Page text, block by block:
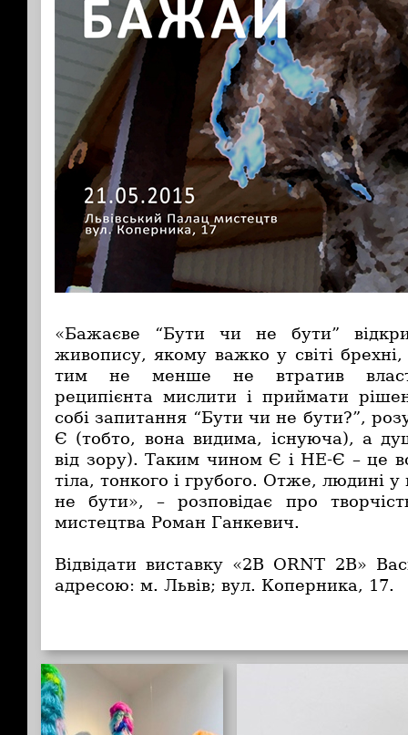
«Бажаєве “Бути чи не бути”
живопису, якому важко у світі
тим не менше не втратив
реципієнта мислити і приймати
собі запитання “Бути чи не бути?”,
Є (тобто, вона видима, існуюча), а
від зору). Таким чином Є і НЕ-Є – це
тіла, тонкого і грубого. Отже, людині у
не бути», – розповідає про
мистецтва Роман Ганкевич.
Відвідати виставку «2B ORNT 2B»
адресою: м. Львів; вул. Коперника, 17.